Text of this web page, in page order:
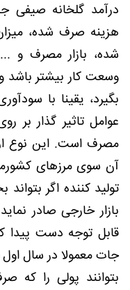
درآمد گلخانه صیفی
هزینه صرف شده،
شده، بازار مصرف و
وسعت کار بیشتر باشد
بگیرد، یقینا با
عوامل تاثیر گذار بر
مصرف است. این نوع از
آن سوی مرزهای
تولید کننده اگر
بازار خارجی صادر
قابل توجه دست پیدا
جات معمولا در سال اول
بتوانند پولی را که